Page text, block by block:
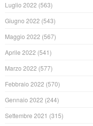
Luglio 2022 (563)
Giugno 2022 (543)
Maggio 2022 (567)
Aprile 2022 (541)
Marzo 2022 (577)
Febbraio 2022 (570)
Gennaio 2022 (244)
Settembre 2021 (315)